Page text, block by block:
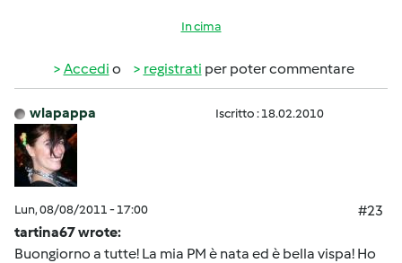
In cima
Accedi o registrati per poter commentare
wlapappa Iscritto : 18.02.2010
Lun, 08/08/2011 - 17:00
#23
tartina67 wrote:
Buongiorno a tutte! La mia PM è nata ed è bella vispa! Ho